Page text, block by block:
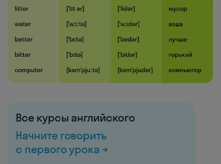
Все курсы английского
Начните говорить
с первого урока →